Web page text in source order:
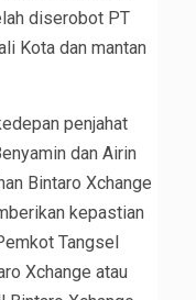
diserobot PT
Kota dan mantan
penjahat
dan Airin
Bintaro Xchange
kepastian
Tangsel
Xchange atau